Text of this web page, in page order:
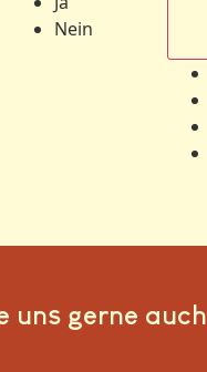
Nein
uns gerne